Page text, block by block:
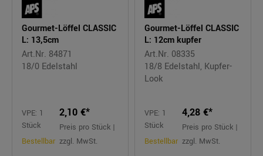
Gourmet-Löffel CLASSIC
L: 13,5cm
Art.Nr. 84871
18/0 Edelstahl
VPE: 1
Stück
Bestellbar
2,10 €*
Preis pro Stück |
zzgl. MwSt.
Gourmet-Löffel CLASSIC
L: 12cm kupfer
Art.Nr. 08335
18/8 Edelstahl, Kupfer-
Look
VPE: 1
Stück
Bestellbar
4,28 €*
Preis pro Stück |
zzgl. MwSt.